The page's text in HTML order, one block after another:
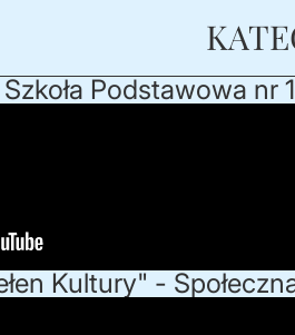
Podstawowa nr
Kultury" -